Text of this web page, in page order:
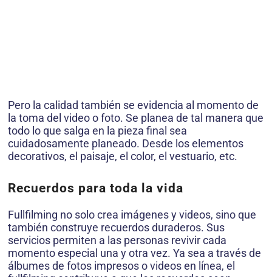
Pero la calidad también se evidencia al momento de
la toma del video o foto. Se planea de tal manera que
todo lo que salga en la pieza final sea
cuidadosamente planeado. Desde los elementos
decorativos, el paisaje, el color, el vestuario, etc.
Recuerdos para toda la vida
Fullfilming no solo crea imágenes y videos, sino que
también construye recuerdos duraderos. Sus
servicios permiten a las personas revivir cada
momento especial una y otra vez. Ya sea a través de
álbumes de fotos impresos o videos en línea, el